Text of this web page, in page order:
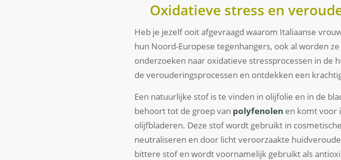
Oxidatieve stress en
Heb je jezelf ooit afgevraagd waarom Italiaanse
hun Noord-Europese tegenhangers, ook al worden
onderzoeken naar oxidatieve stressprocessen in de
de verouderingsprocessen en ontdekken een
Een natuurlijke stof is te vinden in olijfolie en in de
behoort tot de groep van polyfenolen en komt voor
olijfbladeren. Deze stof wordt gebruikt in
neutraliseren en door licht veroorzaakte
bittere stof en wordt voornamelijk gebruikt als